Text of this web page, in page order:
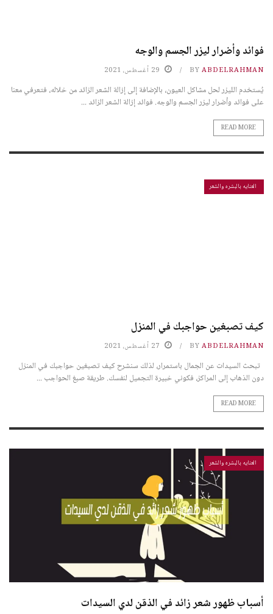
فوائد وأضرار ليزر الجسم والوجه
BY ABDELRAHMAN 29 أغسطس، 2021
يُستخدم الليزر لحل مشاكل العيون، بالإضافة إلى إزالة الشعر الزائد من خلاله، فتعرفي معنا
على فوائد وأضرار ليزر الجسم والوجه. فوائد إزالة الشعر الزائد ...
READ MORE
العنايه بالبشره والشعر
كيف تصبغين حواجبك في المنزل
BY ABDELRAHMAN 27 أغسطس، 2021
تبحث السيدات عن الجمال باستمرار، لذلك سنشرح كيف تصبغين حواجبك في المنزل
دون الذهاب إلى المراكز، فكوني خبيرة التجميل لنفسك. طريقة صبغ الحواجب ...
READ MORE
العنايه بالبشره والشعر
أسباب ظهور شعر زائد في الذقن لدي السيدات